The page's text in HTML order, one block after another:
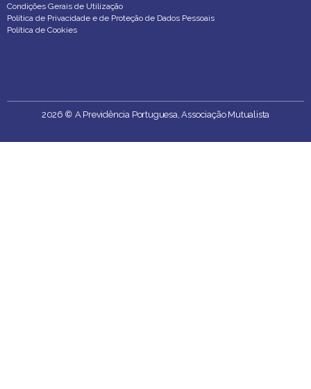
Condições Gerais de Utilização
Política de Privacidade e de Proteção de Dados Pessoais
Política de Cookies
2026 © A Previdência Portuguesa, Associação Mutualista